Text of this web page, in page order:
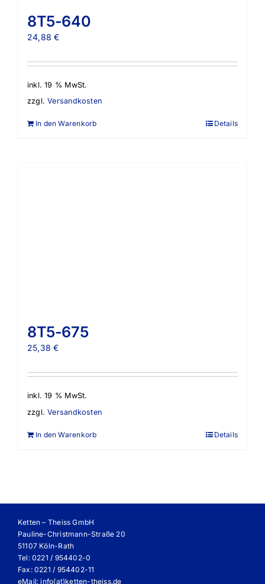
8T5-640
24,88€
inkl. 19 % MwSt.
zzgl.Versandkosten
In den Warenkorb Details
8T5-675
25,38€
inkl. 19 % MwSt.
zzgl.Versandkosten
In den Warenkorb Details
Ketten – Theiss GmbH
Pauline-Christmann-Straße 20
51107 Köln-Rath
Tel: 0221 / 954402-0
Fax: 0221 / 954402-11
eMail:info(at)ketten-theiss.de